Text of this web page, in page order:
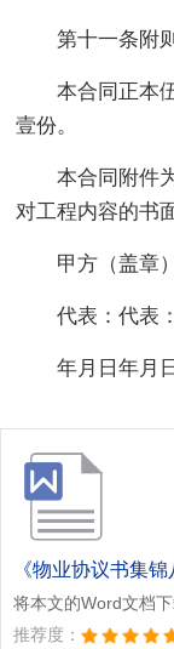
第十一条附则
本合同正本
壹份。
本合同附件
对工程内容的书
甲方（盖章
代表：代表：
年月日年月日
《物业协议书集锦
将本文的Word文档
推荐度：